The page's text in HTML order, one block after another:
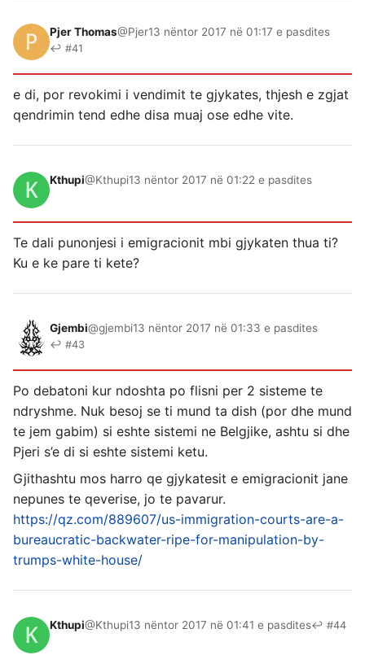
Pjer Thomas@Pjer13 nëntor 2017 në 01:17 e pasdites
↩ #41
e di, por revokimi i vendimit te gjykates, thjesh e zgjat
qendrimin tend edhe disa muaj ose edhe vite.
Kthupi@Kthupi13 nëntor 2017 në 01:22 e pasdites
Te dali punonjesi i emigracionit mbi gjykaten thua ti?
Ku e ke pare ti kete?
Gjembi@gjembi13 nëntor 2017 në 01:33 e pasdites
↩ #43
Po debatoni kur ndoshta po flisni per 2 sisteme te
ndryshme. Nuk besoj se ti mund ta dish (por dhe mund
te jem gabim) si eshte sistemi ne Belgjike, ashtu si dhe
Pjeri s’e di si eshte sistemi ketu.
Gjithashtu mos harro qe gjykatesit e emigracionit jane
nepunes te qeverise, jo te pavarur.
https://qz.com/889607/us-immigration-courts-are-a-
bureaucratic-backwater-ripe-for-manipulation-by-
trumps-white-house/
Kthupi@Kthupi13 nëntor 2017 në 01:41 e pasdites↩ #44